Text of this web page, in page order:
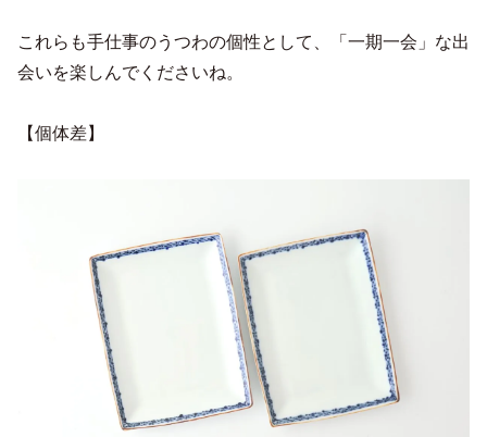
これらも手仕事のうつわの個性として、「一期一会」な出
会いを楽しんでくださいね。
【個体差】